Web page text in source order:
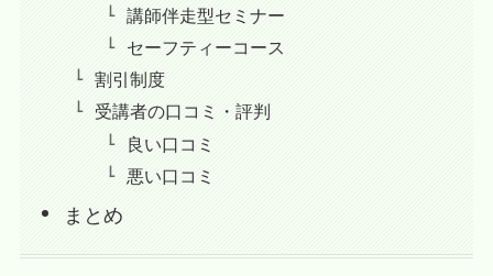
講師伴走型セミナー
セーフティーコース
割引制度
受講者の口コミ・評判
良い口コミ
悪い口コミ
まとめ